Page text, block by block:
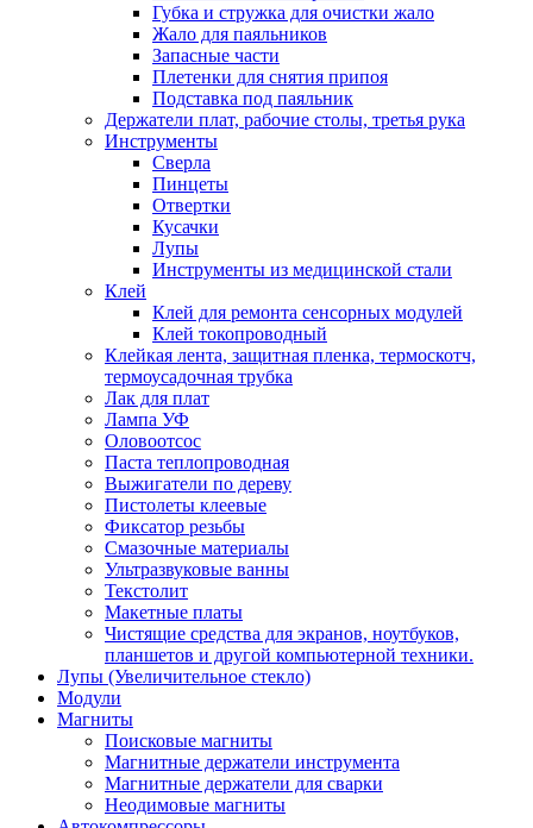
Губка и стружка для очистки жало
Жало для паяльников
Запасные части
Плетенки для снятия припоя
Подставка под паяльник
Держатели плат, рабочие столы, третья рука
Инструменты
Сверла
Пинцеты
Отвертки
Кусачки
Лупы
Инструменты из медицинской стали
Клей
Клей для ремонта сенсорных модулей
Клей токопроводный
Клейкая лента, защитная пленка, термоскотч,
термоусадочная трубка
Лак для плат
Лампа УФ
Оловоотсос
Паста теплопроводная
Выжигатели по дереву
Пистолеты клеевые
Фиксатор резьбы
Смазочные материалы
Ультразвуковые ванны
Текстолит
Макетные платы
Чистящие средства для экранов, ноутбуков,
планшетов и другой компьютерной техники.
Лупы (Увеличительное стекло)
Модули
Магниты
Поисковые магниты
Магнитные держатели инструмента
Магнитные держатели для сварки
Неодимовые магниты